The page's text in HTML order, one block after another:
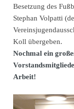
Besetzung des
Stephan Volpatti
Koll übergeben.
Nochmal ein
Arbeit!